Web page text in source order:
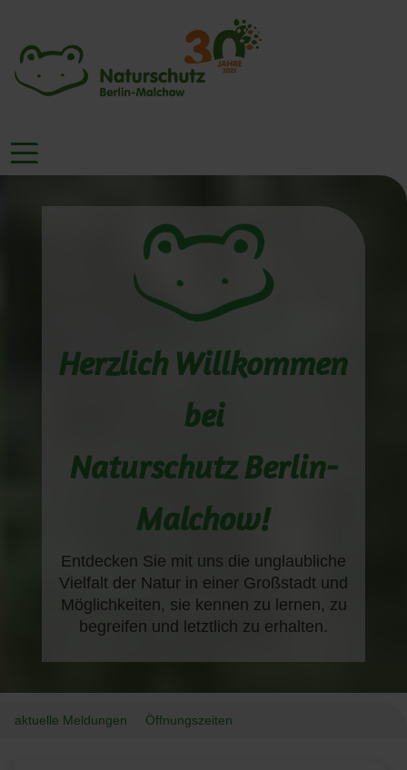
Herzlich Willkommen
bei
Naturschutz Berlin-
Malchow!
Entdecken Sie mit uns die unglaubliche
Vielfalt der Natur in einer Großstadt und
Möglichkeiten, sie kennen zu lernen, zu
begreifen und letztlich zu erhalten.
aktuelle Meldungen Öffnungszeiten